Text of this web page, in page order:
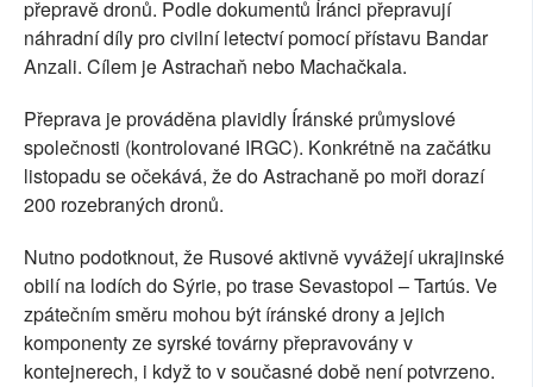
přepravě dronů. Podle dokumentů Íránci přepravují
náhradní díly pro civilní letectví pomocí přístavu Bandar
Anzali. Cílem je Astrachaň nebo Machačkala.
Přeprava je prováděna plavidly Íránské průmyslové
společnosti (kontrolované IRGC). Konkrétně na začátku
listopadu se očekává, že do Astrachaně po moři dorazí
200 rozebraných dronů.
Nutno podotknout, že Rusové aktivně vyvážejí ukrajinské
obilí na lodích do Sýrie, po trase Sevastopol – Tartús. Ve
zpátečním směru mohou být íránské drony a jejich
komponenty ze syrské továrny přepravovány v
kontejnerech, i když to v současné době není potvrzeno.